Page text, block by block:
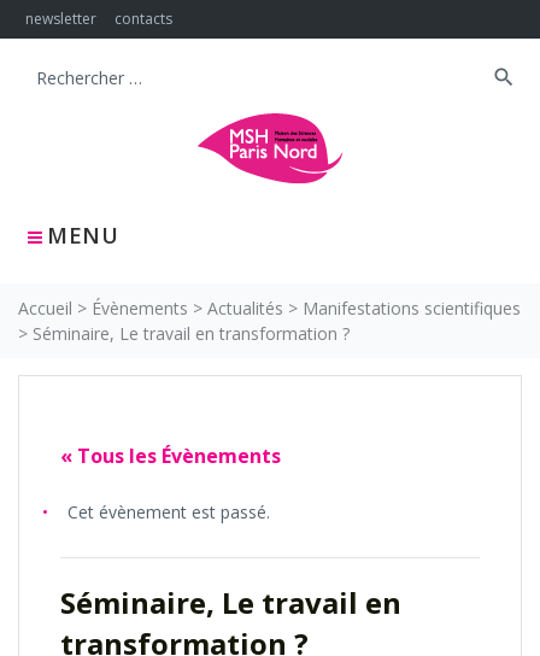
Skip
to
newsletter contacts
MENU
Search
search
Accueil > Évènements > Actualités > Manifestations scientifiques
> Séminaire, Le travail en transformation ?
« Tous les Évènements
Cet évènement est passé.
Séminaire, Le travail en
transformation ?